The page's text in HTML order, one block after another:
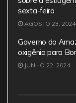
sexta-feira
AGOSTO 23, 2024
Governo do
oxigênio para
JUNHO 22, 2024